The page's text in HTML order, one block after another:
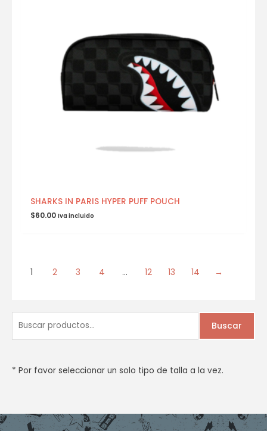
c
p
Buscar
* Por favor seleccionar un solo tipo de talla a la vez.
SHARKS IN PARIS HYPER PUFF POUCH
$60.00 Iva incluido
1 2 3 4 … 12 13 14 →